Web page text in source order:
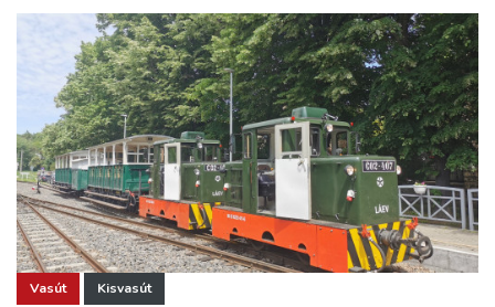
Vasút Kisvasút